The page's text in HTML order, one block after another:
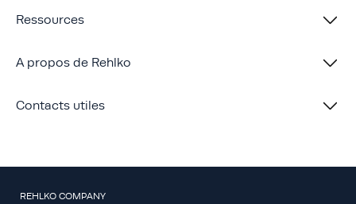
Ressources
A propos de Rehlko
Contacts utiles
REHLKO COMPANY